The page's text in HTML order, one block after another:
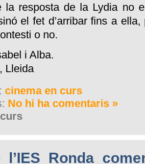
la resposta de la Lydia no
el fet d’arribar fins a
o no.
i Alba.
Lleida
cinema en curs
No hi ha comentaris »
l’IES Ronda